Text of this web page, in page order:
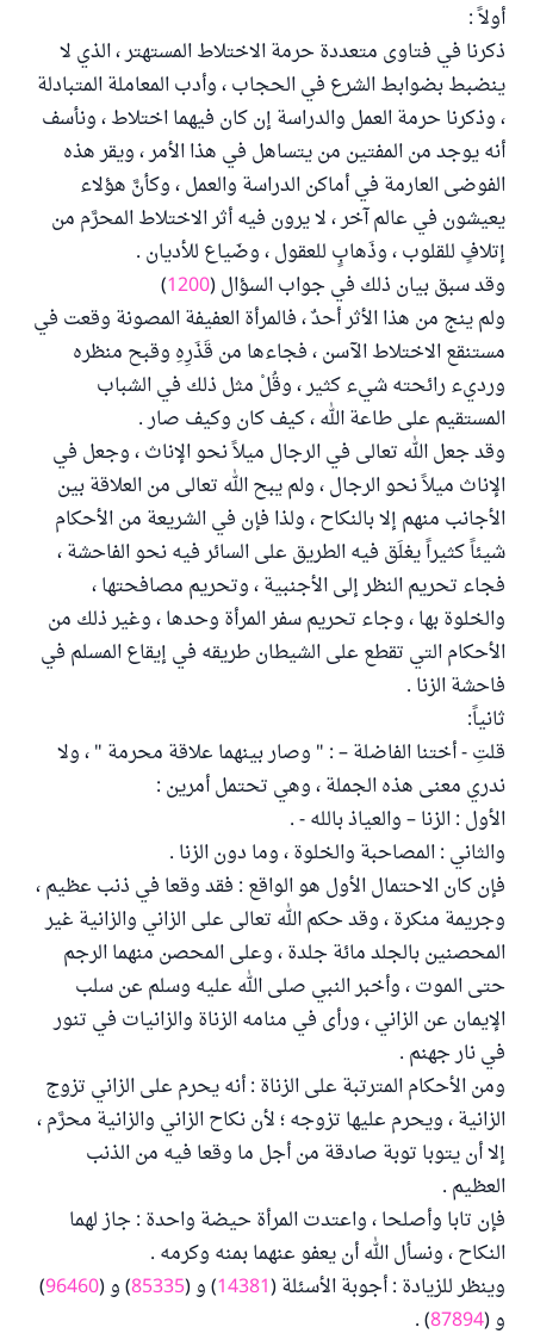
أولاً :
ذكرنا في فتاوى متعددة حرمة الاختلاط المستهتر ، الذي لا
ينضبط بضوابط الشرع في الحجاب ، وأدب المعاملة المتبادلة
، وذكرنا حرمة العمل والدراسة إن كان فيهما اختلاط ، ونأسف
أنه يوجد من المفتين من يتساهل في هذا الأمر ، ويقر هذه
الفوضى العارمة في أماكن الدراسة والعمل ، وكأنَّ هؤلاء
يعيشون في عالم آخر ، لا يرون فيه أثر الاختلاط المحرَّم من
إتلافٍ للقلوب ، وذَهابٍ للعقول ، وضَياع للأديان .
وقد سبق بيان ذلك في جواب السؤال (1200
)
ولم ينج من هذا الأثر أحدٌ ، فالمرأة العفيفة المصونة وقعت في
مستنقع الاختلاط الآسن ، فجاءها من قَذَرِهِ وقبح منظره
ورديء رائحته شيء كثير ، وقُلْ مثل ذلك في الشباب
المستقيم على طاعة الله ، كيف كان وكيف صار .
وقد جعل الله تعالى في الرجال ميلاً نحو الإناث ، وجعل في
الإناث ميلاً نحو الرجال ، ولم يبح الله تعالى من العلاقة بين
الأجانب منهم إلا بالنكاح ، ولذا فإن في الشريعة من الأحكام
شيئاً كثيراً يغلَق فيه الطريق على السائر فيه نحو الفاحشة ،
فجاء تحريم النظر إلى الأجنبية ، وتحريم مصافحتها ،
والخلوة بها ، وجاء تحريم سفر المرأة وحدها ، وغير ذلك من
الأحكام التي تقطع على الشيطان طريقه في إيقاع المسلم في
فاحشة الزنا .
ثانياً:
قلتِ - أختنا الفاضلة – : " وصار بينهما علاقة محرمة " ، ولا
ندري معنى هذه الجملة ، وهي تحتمل أمرين :
الأول : الزنا – والعياذ بالله - .
والثاني : المصاحبة والخلوة ، وما دون الزنا .
فإن كان الاحتمال الأول هو الواقع : فقد وقعا في ذنب عظيم ،
وجريمة منكرة ، وقد حكم الله تعالى على الزاني والزانية غير
المحصنين بالجلد مائة جلدة ، وعلى المحصن منهما الرجم
حتى الموت ، وأخبر النبي صلى الله عليه وسلم عن سلب
الإيمان عن الزاني ، ورأى في منامه الزناة والزانيات في تنور
في نار جهنم .
ومن الأحكام المترتبة على الزناة : أنه يحرم على الزاني تزوج
الزانية ، ويحرم عليها تزوجه ؛ لأن نكاح الزاني والزانية محرَّم ،
إلا أن يتوبا توبة صادقة من أجل ما وقعا فيه من الذنب
العظيم .
فإن تابا وأصلحا ، واعتدت المرأة حيضة واحدة : جاز لهما
النكاح ، ونسأل الله أن يعفو عنهما بمنه وكرمه .
وينظر للزيادة : أجوبة الأسئلة (14381) و (85335) و (96460
)
و (87894
) .